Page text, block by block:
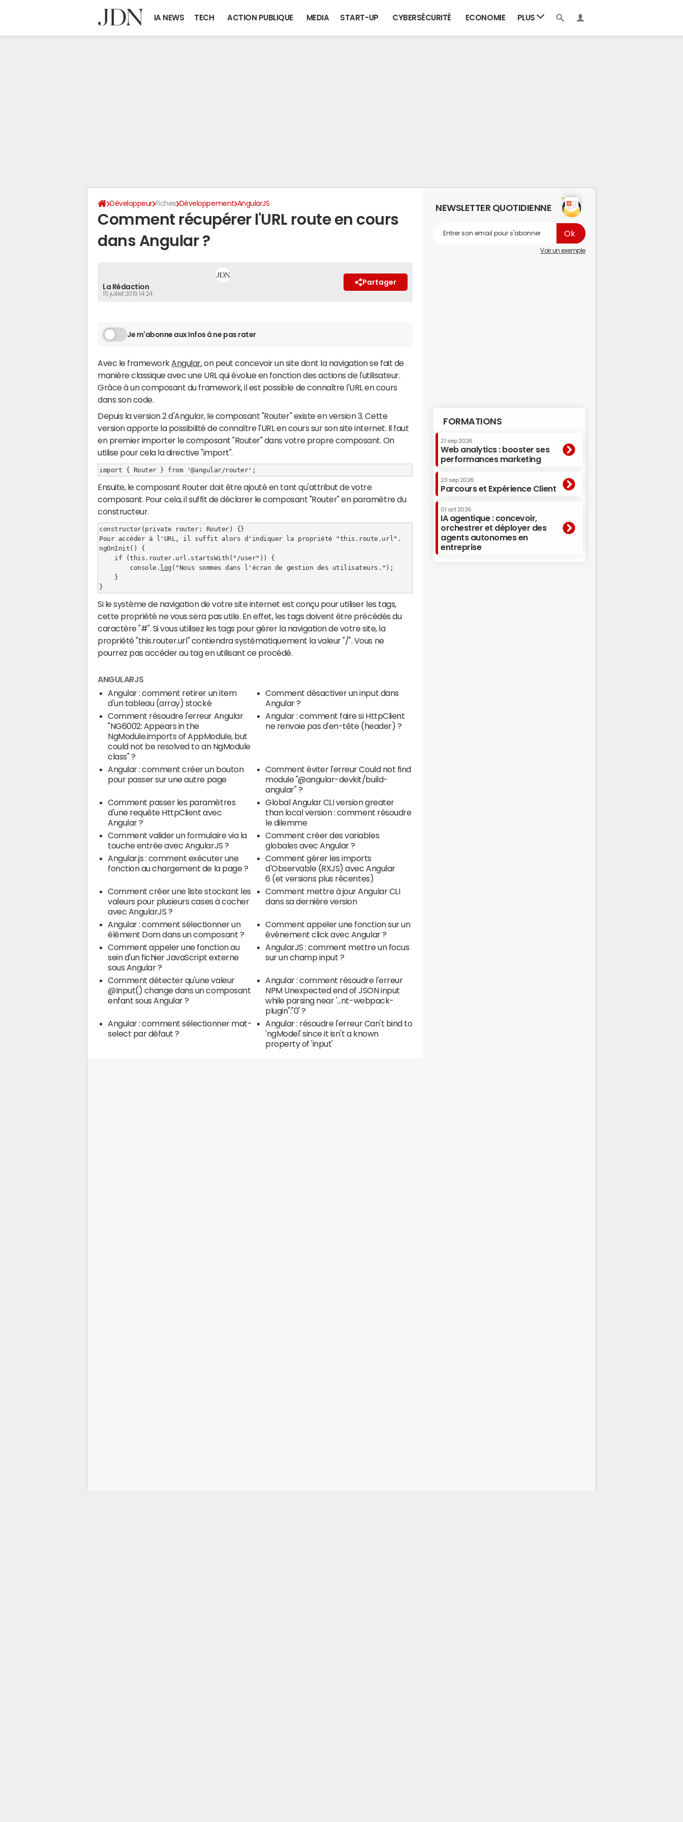
IA NEWS TECH ACTION PUBLIQUE MEDIA START-UP CYBERSÉCURITÉ ECONOMIE PLUS
Développeur Fiches Développement AngularJS
Comment récupérer l'URL route en cours
dans Angular ?
La Rédaction
15 juillet 2019 14:24
Partager
Je m'abonne aux Infos à ne pas rater
Avec le framework Angular, on peut concevoir un site dont la navigation se fait de
manière classique avec une URL qui évolue en fonction des actions de l'utilisateur.
Grâce à un composant du framework, il est possible de connaître l'URL en cours
dans son code.
Depuis la version 2 d'Angular, le composant "Router" existe en version 3. Cette
version apporte la possibilité de connaître l'URL en cours sur son site internet. Il faut
en premier importer le composant "Router" dans votre propre composant. On
utilise pour cela la directive "import".
Ensuite, le composant Router doit être ajouté en tant qu'attribut de votre
composant. Pour cela, il suffit de déclarer le composant "Router" en paramètre du
constructeur.
constructor(private router: Router) {}
Pour accéder à l'URL, il suffit alors d'indiquer la propriété "this.route.url".
ngOnInit() {
        console.
log ("Nous sommes dans l'écran de gestion des utilisateurs.");
Si le système de navigation de votre site internet est conçu pour utiliser les tags,
cette propriété ne vous sera pas utile. En effet, les tags doivent être précédés du
caractère "#". Si vous utilisez les tags pour gérer la navigation de votre site, la
propriété "this.router.url" contiendra systématiquement la valeur "/". Vous ne
pourrez pas accéder au tag en utilisant ce procédé.
ANGULARJS
Angular : comment retirer un item
d'un tableau (array) stocké
Comment désactiver un input dans
Angular ?
Comment résoudre l'erreur Angular
"NG6002: Appears in the
NgModule.imports of AppModule, but
could not be resolved to an NgModule
class" ?
Angular : comment faire si HttpClient
ne renvoie pas d'en-tête (header) ?
Angular : comment créer un bouton
pour passer sur une autre page
Comment éviter l'erreur Could not find
module "@angular-devkit/build-
angular" ?
Comment passer les paramètres
d'une requête HttpClient avec
Angular ?
Global Angular CLI version greater
than local version : comment résoudre
le dilemme
Comment valider un formulaire via la
touche entrée avec AngularJS ?
Comment créer des variables
globales avec Angular ?
Angular.js : comment exécuter une
fonction au chargement de la page ?
Comment gérer les imports
d'Observable (RXJS) avec Angular
6 (et versions plus récentes)
Comment créer une liste stockant les
valeurs pour plusieurs cases à cocher
avec AngularJS ?
Comment mettre à jour Angular CLI
dans sa dernière version
Angular : comment sélectionner un
élément Dom dans un composant ?
Comment appeler une fonction sur un
événement click avec Angular ?
Comment appeler une fonction au
sein d'un fichier JavaScript externe
sous Angular ?
AngularJS : comment mettre un focus
sur un champ input ?
Comment détecter qu'une valeur
@Input() change dans un composant
enfant sous Angular ?
Angular : comment résoudre l'erreur
NPM Unexpected end of JSON input
while parsing near '...nt-webpack-
plugin":"0' ?
Angular : comment sélectionner mat-
select par défaut ?
Angular : résoudre l'erreur Can't bind to
'ngModel' since it isn't a known
property of 'input'
NEWSLETTER QUOTIDIENNE
Voir un exemple
FORMATIONS
21 sep 2026
Web analytics : booster ses
performances marketing
23 sep 2026
Parcours et Expérience Client
01 oct 2026
IA agentique : concevoir,
orchestrer et déployer des
agents autonomes en
entreprise